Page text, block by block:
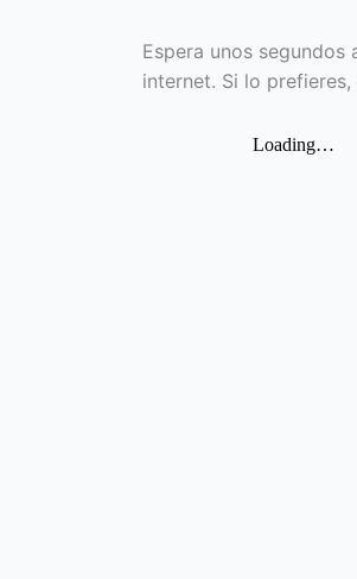
Espera unos
internet. Si lo